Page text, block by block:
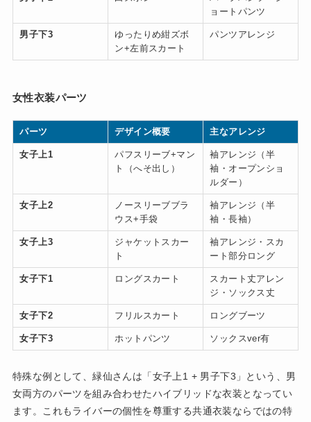
ョートパンツ
男子下3
ゆったりめ紺ズボ
ン+左前スカート
パンツアレンジ
女性衣装パーツ
パーツ デザイン概要 主なアレンジ
女子上1
パフスリーブ+マン
ト（へそ出し）
袖アレンジ（半
袖・オープンショ
ルダー）
女子上2
ノースリーブブラ
ウス+手袋
袖アレンジ（半
袖・長袖）
女子上3
ジャケットスカー
ト
袖アレンジ・スカ
ート部分ロング
女子下1 ロングスカート
スカート丈アレン
ジ・ソックス丈
女子下2 フリルスカート ロングブーツ
女子下3 ホットパンツ ソックスver有
特殊な例として、緑仙さんは「女子上1 + 男子下3」という、男
女両方のパーツを組み合わせたハイブリッドな衣装となってい
ます。これもライバーの個性を尊重する共通衣装ならではの特